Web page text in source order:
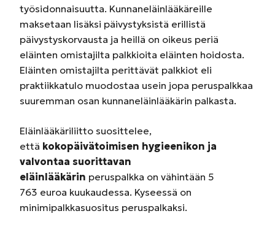
työsidonnaisuutta. Kunnaneläinlääkäreille
maksetaan lisäksi päivystyksistä erillistä
päivystyskorvausta ja heillä on oikeus periä
eläinten omistajilta palkkioita eläinten hoidosta.
Eläinten omistajilta perittävät palkkiot eli
praktiikkatulo muodostaa usein jopa peruspalkkaa
suuremman osan kunnaneläinlääkärin palkasta.
Eläinlääkäriliitto suosittelee,
että kokopäivätoimisen hygieenikon ja
valvontaa suorittavan
eläinlääkärin peruspalkka on vähintään 5
763 euroa kuukaudessa. Kyseessä on
minimipalkkasuositus peruspalkaksi.